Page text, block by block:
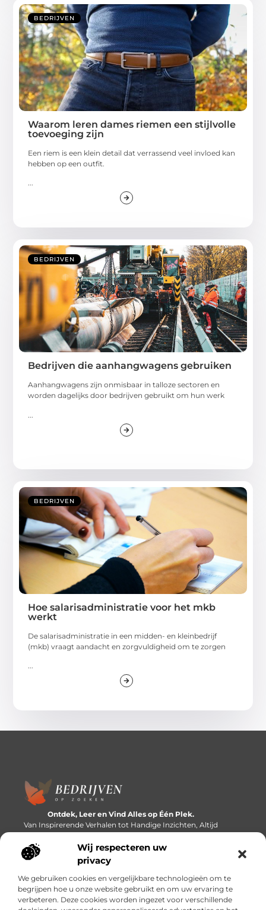
Wij respecteren uw
privacy
We gebruiken cookies en vergelijkbare technologieën om te
begrijpen hoe u onze website gebruikt en om uw ervaring te
verbeteren. Deze cookies worden ingezet voor verschillende
BEDRIJVEN
Waarom leren dames riemen een stijlvolle
toevoeging zijn
Een riem is een klein detail dat verrassend veel invloed kan
hebben op een outfit.
...
BEDRIJVEN
Bedrijven die aanhangwagens gebruiken
Aanhangwagens zijn onmisbaar in talloze sectoren en
worden dagelijks door bedrijven gebruikt om hun werk
BEDRIJVEN
Hoe salarisadministratie voor het mkb
werkt
De salarisadministratie in een midden- en kleinbedrijf
(mkb) vraagt aandacht en zorgvuldigheid om te zorgen
Ontdek, Leer en Vind Alles op Één Plek.
Van Inspirerende Verhalen tot Handige Inzichten, Altijd
Binnen Handbereik.
Bericht categorie